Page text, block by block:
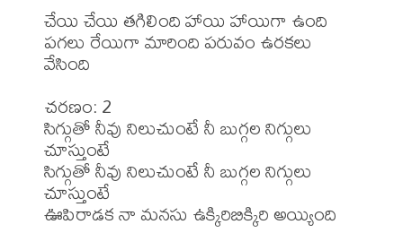
చేయి చేయి తగిలింది హాయి హాయిగా ఉంది
పగలు రేయిగా మారింది పరువం ఉరకలు
వేసింది
చరణం: 2
సిగ్గుతో నీవు నిలుచుంటే నీ బుగ్గల నిగ్గులు
చూస్తుంటే
సిగ్గుతో నీవు నిలుచుంటే నీ బుగ్గల నిగ్గులు
చూస్తుంటే
ఊపిరాడక నా మనసు ఉక్కిరిబిక్కిరి అయ్యింది